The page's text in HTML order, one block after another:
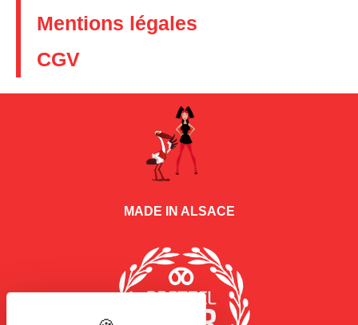
Mentions légales
CGV
MADE IN ALSACE